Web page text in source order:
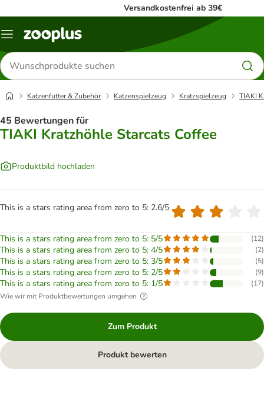
Versandkostenfrei ab 39€
Menü
Produkte
suchen
Katzenfutter & Zubehör Katzenspielzeug Kratzspielzeug TIAKI
45 Bewertungen für
TIAKI Kratzhöhle Starcats Coffee
Produktbild hochladen
This is a stars rating area from zero to 5: 2.6/5
This is a stars rating area from zero to 5: 5/5 (12)
This is a stars rating area from zero to 5: 4/5 (2)
This is a stars rating area from zero to 5: 3/5 (5)
This is a stars rating area from zero to 5: 2/5 (9)
This is a stars rating area from zero to 5: 1/5 (17)
Wie wir mit Produktbewertungen umgehen
Zum Produkt
Produkt bewerten